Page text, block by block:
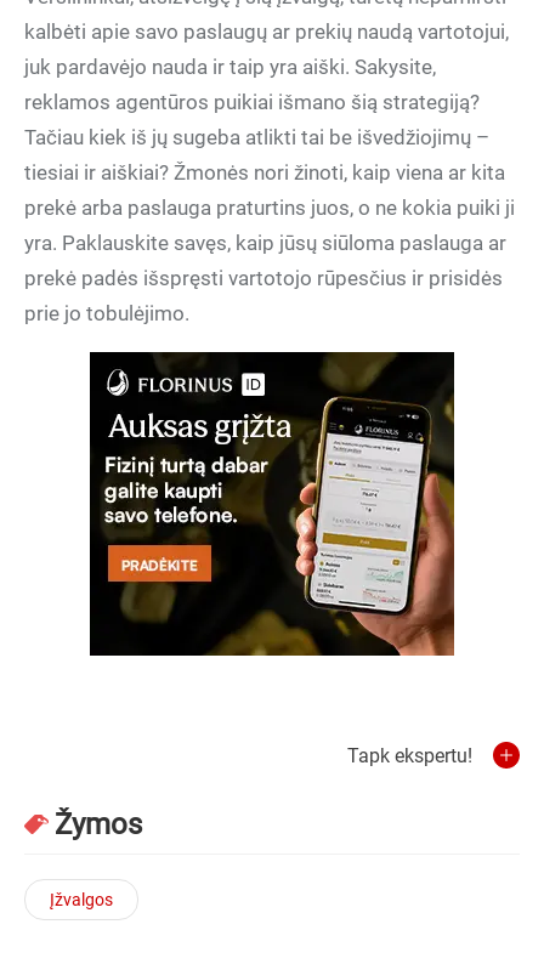
kalbėti apie savo paslaugų ar prekių naudą vartotojui,
juk pardavėjo nauda ir taip yra aiški. Sakysite,
reklamos agentūros puikiai išmano šią strategiją?
Tačiau kiek iš jų sugeba atlikti tai be išvedžiojimų –
tiesiai ir aiškiai? Žmonės nori žinoti, kaip viena ar kita
prekė arba paslauga praturtins juos, o ne kokia puiki ji
yra. Paklauskite savęs, kaip jūsų siūloma paslauga ar
prekė padės išspręsti vartotojo rūpesčius ir prisidės
prie jo tobulėjimo.
Tapk ekspertu!
Žymos
Įžvalgos